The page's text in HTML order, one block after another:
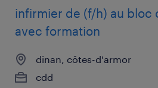
infirmier de (f/h) au bloc
avec formation
dinan, côtes-d'armor
cdd